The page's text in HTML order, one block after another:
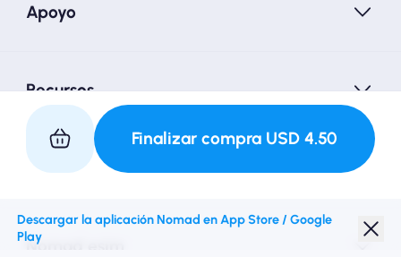
Finalizar compra USD4.50
Apoyo
Recursos
Asociarse con nosotros
Nomad esim
Descargar la aplicación Nomad en App Store / Google
Play